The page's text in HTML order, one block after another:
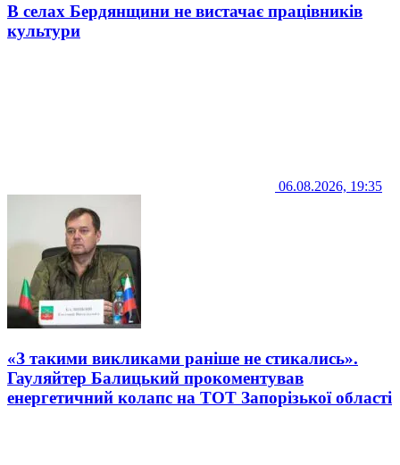
В селах Бердянщини не вистачає працівників
культури
06.08.2026, 19:35
«З такими викликами раніше не стикались».
Гауляйтер Балицький прокоментував
енергетичний колапс на ТОТ Запорізької області